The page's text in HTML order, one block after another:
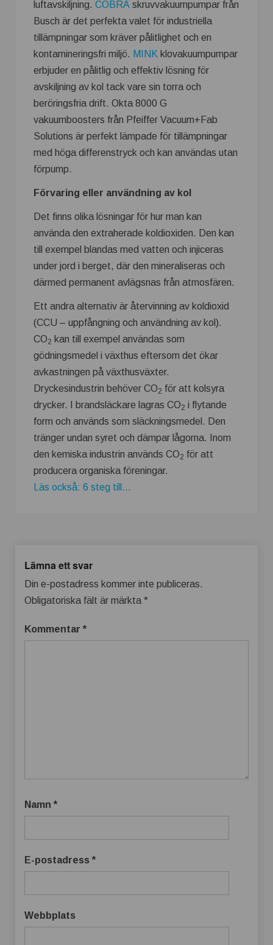
luftavskiljning. COBRA skruvvakuumpumpar från
Busch är det perfekta valet för industriella
tillämpningar som kräver pålitlighet och en
kontamineringsfri miljö. MINK klovakuumpumpar
erbjuder en pålitlig och effektiv lösning för
avskiljning av kol tack vare sin torra och
beröringsfria drift. Okta 8000 G
vakuumboosters från Pfeiffer Vacuum+Fab
Solutions är perfekt lämpade för tillämpningar
med höga differenstryck och kan användas utan
förpump.
Förvaring eller användning av kol
Det finns olika lösningar för hur man kan
använda den extraherade koldioxiden. Den kan
till exempel blandas med vatten och injiceras
under jord i berget, där den mineraliseras och
därmed permanent avlägsnas från atmosfären.
Ett andra alternativ är återvinning av koldioxid
(CCU – uppfångning och användning av kol).
CO2 kan till exempel användas som
gödningsmedel i växthus eftersom det ökar
avkastningen på växthusväxter.
Dryckesindustrin behöver CO2 för att kolsyra
drycker. I brandsläckare lagras CO2 i flytande
form och används som släckningsmedel. Den
tränger undan syret och dämpar lågorna. Inom
den kemiska industrin används CO2 för att
producera organiska föreningar.
Läs också: 6 steg till...
Lämna ett svar
Din e-postadress kommer inte publiceras.
Obligatoriska fält är märkta*
Kommentar *
Namn *
E-postadress *
Webbplats